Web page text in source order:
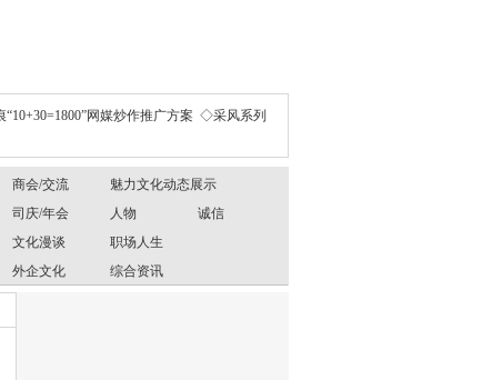
网媒炒作推广方案 ◇采风系列
商会/交流
魅力文化动态展示
司庆/年会 人物
诚信
文化漫谈
职场人生
外企文化 综合资讯